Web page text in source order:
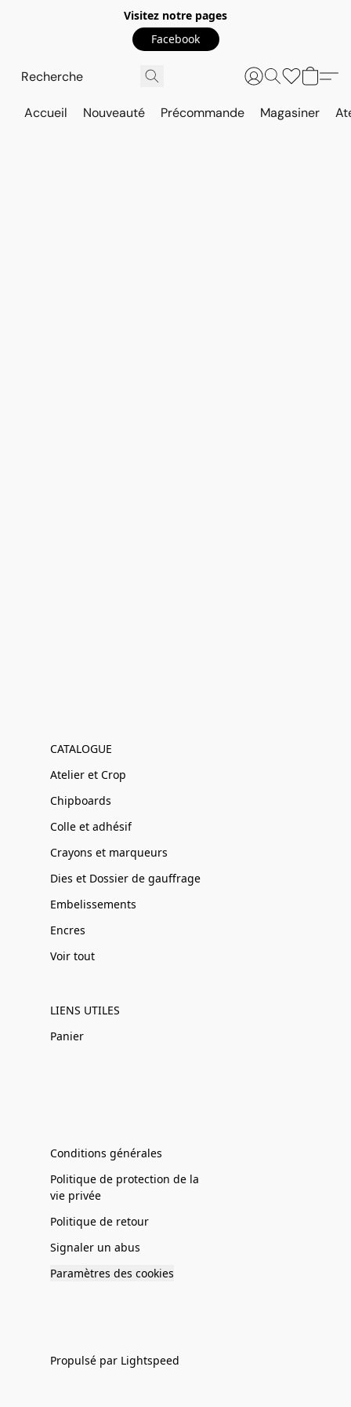
Visitez notre pages
Facebook
Accueil Nouveauté Précommande Magasiner
CATALOGUE
Atelier et Crop
Chipboards
Colle et adhésif
Crayons et marqueurs
Dies et Dossier de gauffrage
Embelissements
Encres
Voir tout
LIENS UTILES
Panier
Conditions générales
Politique de protection de la
vie privée
Politique de retour
Signaler un abus
Paramètres des cookies
Propulsé par Lightspeed